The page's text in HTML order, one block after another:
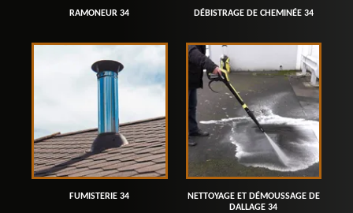
RAMONEUR 34 DÉBISTRAGE DE CHEMINÉE 34
FUMISTERIE 34
NETTOYAGE ET DÉMOUSSAGE DE
DALLAGE 34